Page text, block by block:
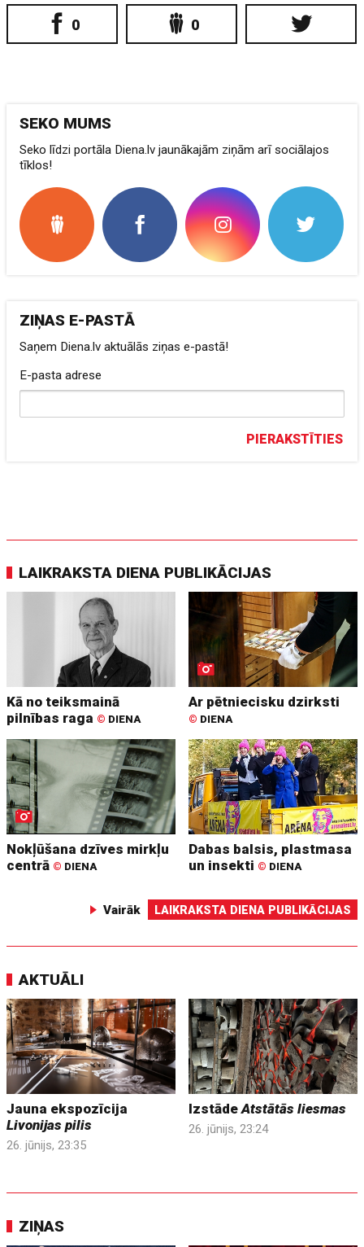
0 0
SEKO MUMS
Seko līdzi portāla Diena.lv jaunākajām ziņām arī sociālajos
tīklos!
ZIŅAS E-PASTĀ
Saņem Diena.lv aktuālās ziņas e-pastā!
E-pasta adrese
PIERAKSTĪTIES
LAIKRAKSTA DIENA PUBLIKĀCIJAS
Kā no teiksmainā
pilnības raga © DIENA
Ar pētniecisku dzirksti
© DIENA
Nokļūšana dzīves mirkļu
centrā © DIENA
Dabas balsis, plastmasa
un insekti © DIENA
Vairāk LAIKRAKSTA DIENA PUBLIKĀCIJAS
AKTUĀLI
Jauna ekspozīcija
Livonijas pilis
26. jūnijs, 23:35
IzstādeAtstātās liesmas
26. jūnijs, 23:24
ZIŅAS